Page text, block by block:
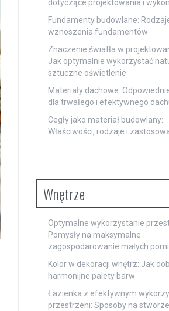
dotyczące projektowania i
Fundamenty budowlane:
wznoszenia fundamentów
Znaczenie światła w
Jak optymalnie wykorzystać
sztuczne oświetlenie
Materiały dachowe:
dla trwałego i efektywnego
Cegły jako materiał budowlany:
Właściwości, rodzaje i
Wnętrze
Optymalne wykorzystanie
Pomysły na maksymalne
zagospodarowanie małych
Kolor w dekoracji wnętrz: Jak
harmonijne palety barw
Łazienka z efektywnym
przestrzeni: Sposoby na